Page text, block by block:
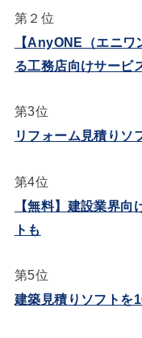
第２位
【AnyONE（エニ
る工務店向けサービ
第3位
リフォーム見積りソ
第4位
【無料】建設業界
トも
第5位
建築見積りソフトを